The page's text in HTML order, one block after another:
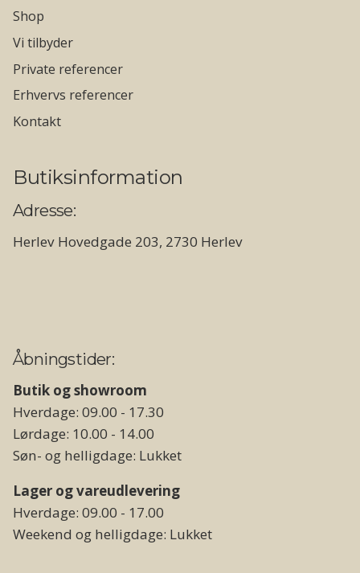
Shop
Vi tilbyder
Private referencer
Erhvervs referencer
Kontakt
Butiksinformation
Adresse:
Herlev Hovedgade 203, 2730 Herlev
Åbningstider:
Butik og showroom
Hverdage: 09.00 - 17.30
Lørdage: 10.00 - 14.00
Søn- og helligdage: Lukket
Lager og vareudlevering
Hverdage: 09.00 - 17.00
Weekend og helligdage: Lukket